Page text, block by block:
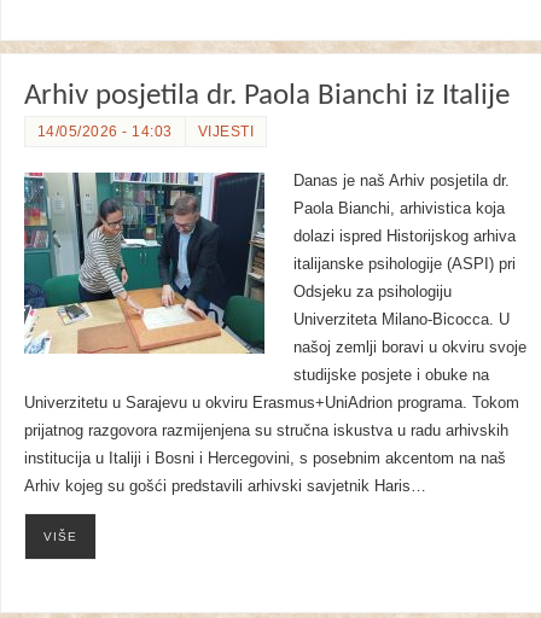
Arhiv posjetila dr. Paola Bianchi iz Italije
14/05/2026 - 14:03 VIJESTI
Danas je naš Arhiv posjetila dr.
Paola Bianchi, arhivistica koja
dolazi ispred Historijskog arhiva
italijanske psihologije (ASPI) pri
Odsjeku za psihologiju
Univerziteta Milano-Bicocca. U
našoj zemlji boravi u okviru svoje
studijske posjete i obuke na
Univerzitetu u Sarajevu u okviru Erasmus+UniAdrion programa. Tokom
prijatnog razgovora razmijenjena su stručna iskustva u radu arhivskih
institucija u Italiji i Bosni i Hercegovini, s posebnim akcentom na naš
Arhiv kojeg su gošći predstavili arhivski savjetnik Haris…
VIŠE